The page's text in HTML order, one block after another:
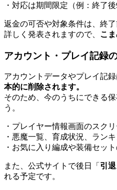
・対応は期間限定（例：終了後
返金の可否や対象条件は、終
詳しく発表されますので、 こ
アカウント・プレイ記録
アカウントデータやプレイ記録
本的に削除されます。
そのため、今のうちにできる
う。
・プレイヤー情報画面のスク
・悪魔一覧、育成状況、ラン
・お気に入り編成や装備セッ
また、公式サイトで後日「 引
れる予定です。